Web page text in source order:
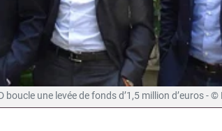
boucle une levée de fonds d’1,5 million d’euros - ©